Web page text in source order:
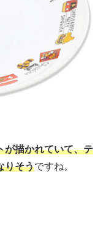
が描かれていて、テ
りそうですね。